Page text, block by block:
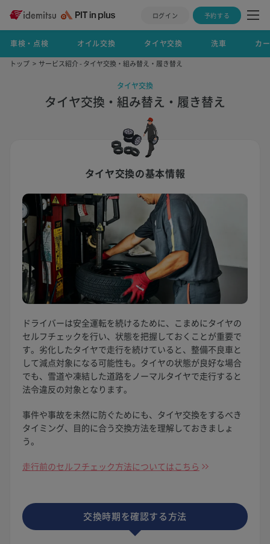
ログイン 予約する
車検・点検 オイル交換 タイヤ交換 洗車 カ
トップ サービス紹介 - タイヤ交換・組み替え・履き替え
タイヤ交換
タイヤ交換・組み替え・履き替え
タイヤ交換の基本情報
ドライバーは安全運転を続けるために、こまめにタイヤの
セルフチェックを行い、状態を把握しておくことが重要で
す。劣化したタイヤで走行を続けていると、整備不良車と
して減点対象になる可能性も。タイヤの状態が良好な場合
でも、雪道や凍結した道路をノーマルタイヤで走行すると
法令違反の対象となります。
事件や事故を未然に防ぐためにも、タイヤ交換をするべき
タイミング、目的に合う交換方法を理解しておきましょ
う。
走行前のセルフチェック方法についてはこちら
交換時期を確認する方法